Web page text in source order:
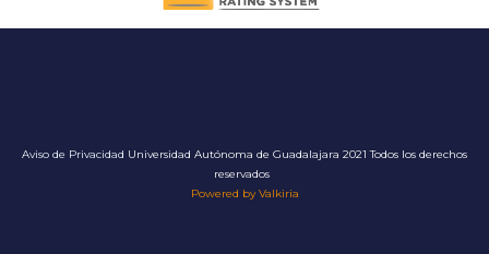
Aviso de Privacidad Universidad Autónoma de Guadalajara 2021 Todos los derechos
reservados
Powered by Valkiria